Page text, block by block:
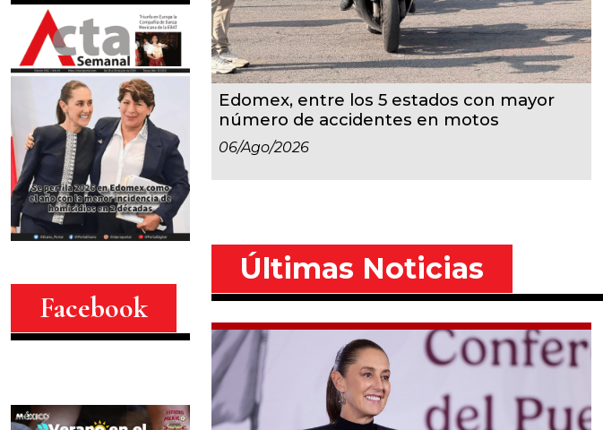
Facebook
Edomex, entre los 5 estados con mayor
número de accidentes en motos
06/ago/2026
Últimas Noticias